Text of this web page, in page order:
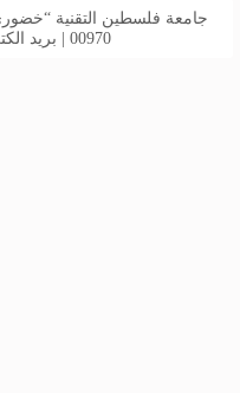
00970 | بريد الكتروني